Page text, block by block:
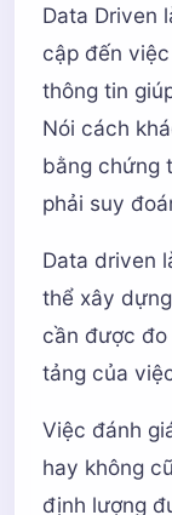
Data Driven
cập đến
thông tin
Nói cách
bằng chứng
phải suy
Data driven
thể xây
cần được
tảng của
Việc đánh
hay không
định lượng